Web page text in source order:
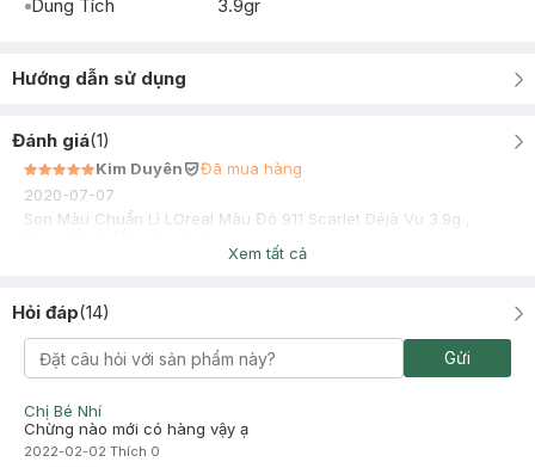
Dung Tích
3.9gr
Hướng dẫn sử dụng
Đánh giá(1)
Kim Duyên
Đã mua hàng
2020-07-07
Son Màu Chuẩn Lì LOreal Màu Đỏ 911 Scarlet Déjà Vu 3.9g ,
Xem tất cả
Hỏi đáp(14)
Gửi
Chị Bé Nhí
Chừng nào mới có hàng vậy ạ
2022-02-02 Thích 0